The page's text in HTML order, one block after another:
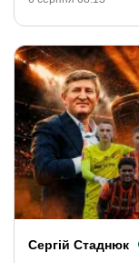
Сергій Стаднюк